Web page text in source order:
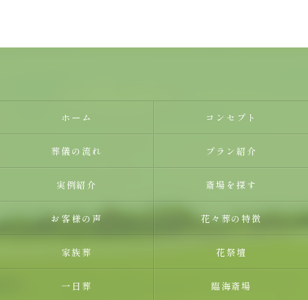
ホーム コンセプト
葬儀の流れ プラン紹介
実例紹介 斎場を探す
お客様の声 花々葬の特徴
​家族葬 花祭壇
一日葬 臨海斎場